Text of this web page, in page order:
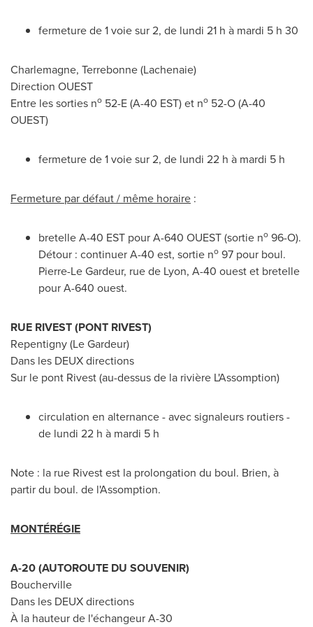
fermeture de 1 voie sur 2, de lundi 21 h à mardi 5 h 30
Charlemagne, Terrebonne(Lachenaie)
Direction OUEST
Entre les sorties no 52-E (A-40 EST) et no 52-O (A-40
OUEST)
fermeture de 1 voie sur 2, de lundi 22 h à mardi 5 h
Fermeture par défaut / même horaire :
bretelle A-40 EST pour A-640 OUEST (sortie no 96-O).
Détour : continuer A-40 est, sortie no 97 pour boul.
Pierre-Le Gardeur, rue de Lyon, A-40 ouest et bretelle
pour A-640 ouest.
RUE RIVEST (PONT RIVEST)
Repentigny(Le Gardeur)
Dans les DEUX directions
Sur le pont Rivest (au-dessus de la rivière L'Assomption)
circulation en alternance - avec signaleurs routiers -
de lundi 22 h à mardi 5 h
Note : la rue Rivest est la prolongation du boul. Brien, à
partir du boul. de l'Assomption.
MONTÉRÉGIE
A-20 (AUTOROUTE DU SOUVENIR)
Boucherville
Dans les DEUX directions
À la hauteur de l'échangeur A-30